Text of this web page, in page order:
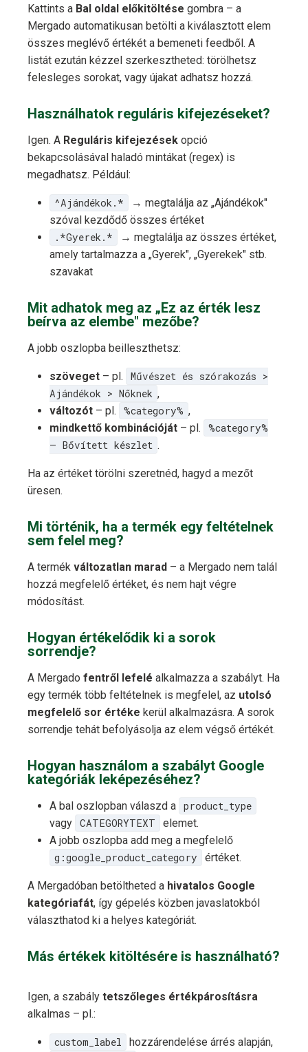
Kattints a Bal oldal előkitöltése gombra – a
Mergado automatikusan betölti a kiválasztott elem
összes meglévő értékét a bemeneti feedből. A
listát ezután kézzel szerkesztheted: törölhetsz
felesleges sorokat, vagy újakat adhatsz hozzá.
Használhatok reguláris kifejezéseket?
Igen. A Reguláris kifejezések opció
bekapcsolásával haladó mintákat (regex) is
megadhatsz. Például:
^Ajándékok.*
→ megtalálja az „Ajándékok"
szóval kezdődő összes értéket
.*Gyerek.*
→ megtalálja az összes értéket,
amely tartalmazza a „Gyerek", „Gyerekek" stb.
szavakat
Mit adhatok meg az „Ez az érték lesz
beírva az elembe" mezőbe?
A jobb oszlopba beilleszthetsz:
szöveget – pl.
Művészet és szórakozás >
Ajándékok > Nőknek ,
változót – pl. %category% ,
mindkettő kombinációját – pl.
%category%
– Bővített készlet .
Ha az értéket törölni szeretnéd, hagyd a mezőt
üresen.
Mi történik, ha a termék egy feltételnek
sem felel meg?
A termék változatlan marad – a Mergado nem talál
hozzá megfelelő értéket, és nem hajt végre
módosítást.
Hogyan értékelődik ki a sorok
sorrendje?
A Mergado fentről lefelé alkalmazza a szabályt. Ha
egy termék több feltételnek is megfelel, az utolsó
megfelelő sor értéke kerül alkalmazásra. A sorok
sorrendje tehát befolyásolja az elem végső értékét.
Hogyan használom a szabályt Google
kategóriák leképezéséhez?
A bal oszlopban válaszd a product_type
vagy CATEGORYTEXT
elemet.
A jobb oszlopba add meg a megfelelő
g:google_product_category
értéket.
A Mergadóban betöltheted a hivatalos Google
kategóriafát, így gépelés közben javaslatokból
választhatod ki a helyes kategóriát.
Más értékek kitöltésére is használható?
Igen, a szabály tetszőleges értékpárosításra
alkalmas – pl.:
custom_label
hozzárendelése árrés alapján,